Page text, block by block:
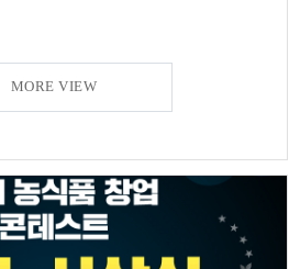
MORE VIEW